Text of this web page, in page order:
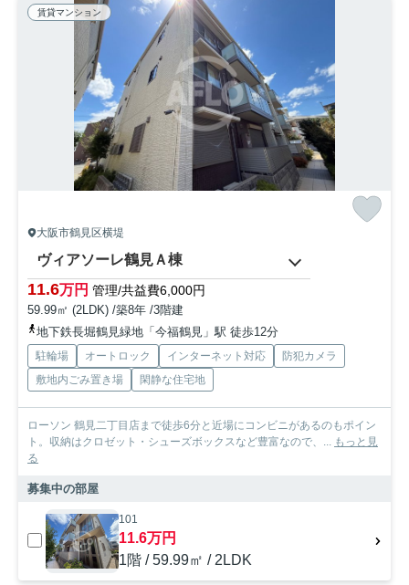
賃貸マンション
大阪市鶴見区横堤
ヴィアソーレ鶴見Ａ棟
11.6万円 管理/共益費6,000円
59.99㎡ (2LDK) /築8年 /3階建
地下鉄長堀鶴見緑地「今福鶴見」駅 徒歩12分
駐輪場 オートロック インターネット対応
防犯カメラ
敷地内ごみ置き場
閑静な住宅地
ローソン 鶴見二丁目店まで徒歩6分と近場にコンビニがあるのもポイン
ト。収納はクロゼット・シューズボックスなど豊富なので、... もっと見
る
募集中の部屋
101
11.6万円
1階 / 59.99㎡ / 2LDK